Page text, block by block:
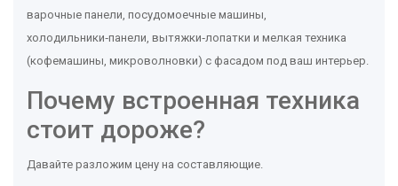
варочные панели, посудомоечные машины,
холодильники‑панели, вытяжки‑лопатки и мелкая техника
(кофемашины, микроволновки) с фасадом под ваш интерьер.
Почему встроенная техника
стоит дороже?
Давайте разложим цену на составляющие.